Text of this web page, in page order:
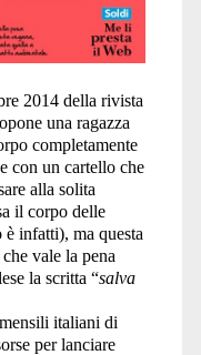
2014 della rivista
una ragazza
completamente
con un cartello che
alla solita
il corpo delle
è infatti), ma questa
vale la pena
la scritta “salva
italiani di
per lanciare